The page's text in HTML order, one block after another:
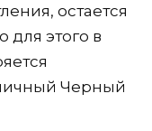
остается
для этого в
Черный